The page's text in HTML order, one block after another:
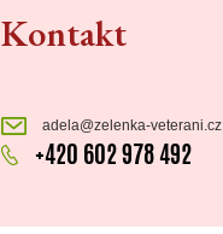
Kontakt
adela@zelenka-veterani.cz
+420 602 978 492